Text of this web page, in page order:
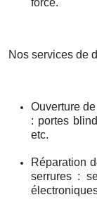
forcé.
Nos services de
Ouverture
: portes
etc.
Réparation
serrures :